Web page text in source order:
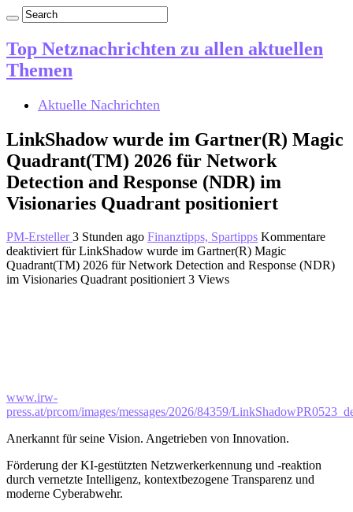
Top Netznachrichten zu allen aktuellen
Themen
Aktuelle Nachrichten
LinkShadow wurde im Gartner(R) Magic
Quadrant(TM) 2026 für Network
Detection and Response (NDR) im
Visionaries Quadrant positioniert
PM-Ersteller3 Stunden ago Finanztipps, Spartipps Kommentare
deaktiviert für LinkShadow wurde im Gartner(R) Magic
Quadrant(TM) 2026 für Network Detection and Response (NDR)
im Visionaries Quadrant positioniert 3 Views
www.irw-
press.at/prcom/images/messages/2026/84359/
Anerkannt für seine Vision. Angetrieben von Innovation.
Förderung der KI-gestützten Netzwerkerkennung und -reaktion
durch vernetzte Intelligenz, kontextbezogene Transparenz und
moderne Cyberabwehr.